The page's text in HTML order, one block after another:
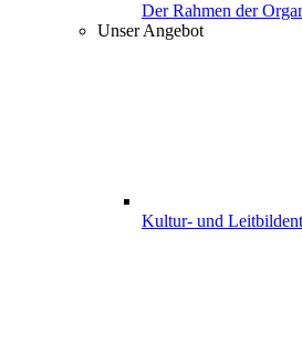
Der Rahmen der
Unser Angebot
Kultur- und